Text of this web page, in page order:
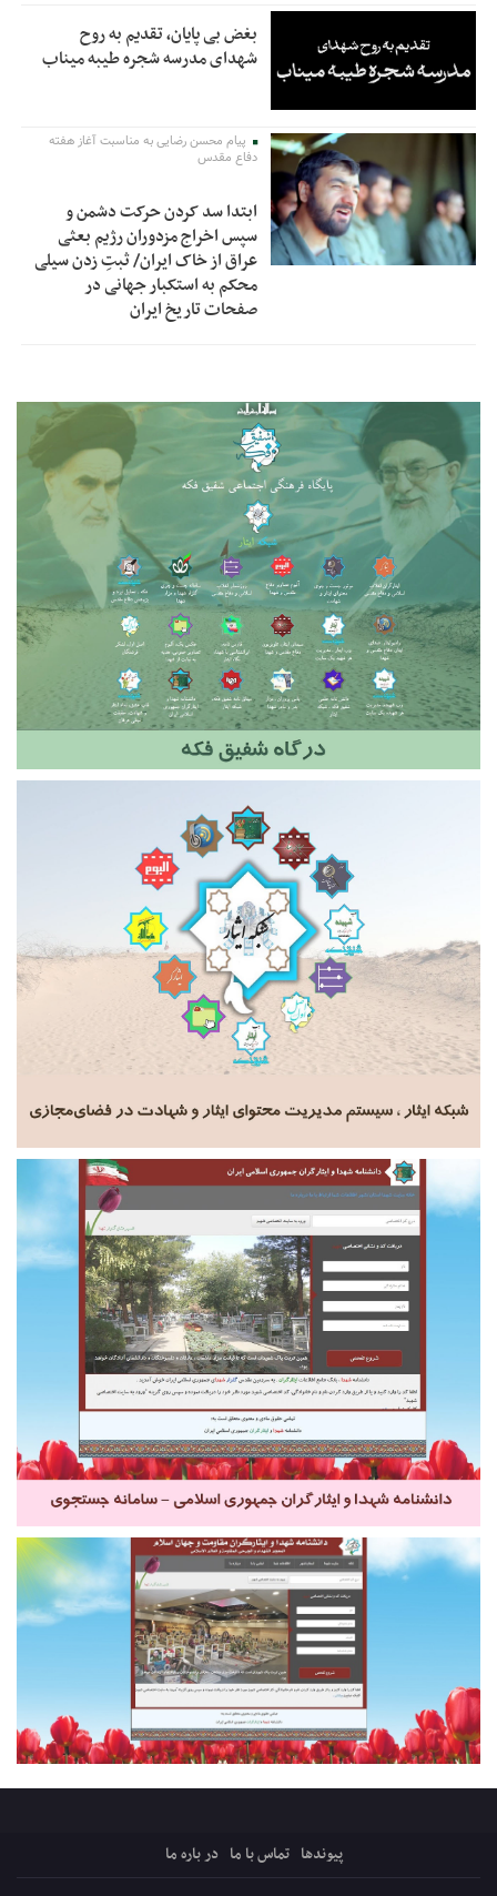
بغض بی پایان، تقدیم به روح
شهدای مدرسه شجره طیبه میناب
پیام محسن رضایی به مناسبت آغاز هفته
دفاع مقدس
ابتدا سد کردن حرکت دشمن و
سپس اخراج مزدوران رژیم بعثی
عراق از خاک ایران/ ثبتِ زدن سیلی
محکم به استکبار جهانی در
صفحات تاریخ ایران
پیوندها تماس با ما در باره ما